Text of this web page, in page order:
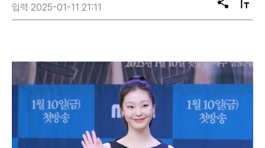
입력 2025-01-11 21:11
공
유
텍
스